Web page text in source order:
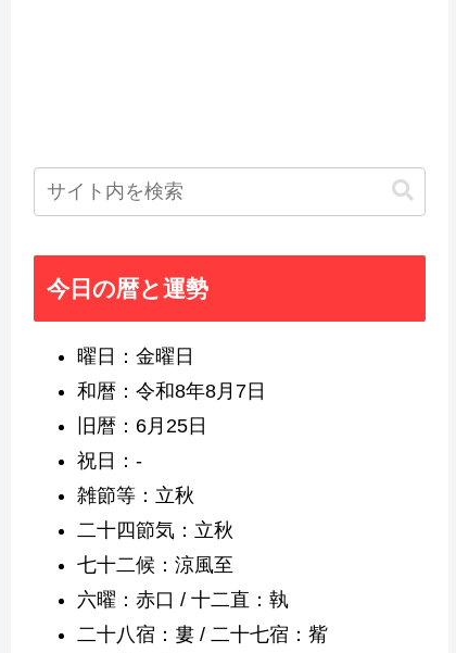
今日の暦と運勢
曜日：金曜日
和暦：令和8年8月7日
旧暦：6月25日
祝日：-
雑節等：立秋
二十四節気：立秋
七十二候：涼風至
六曜：赤口 / 十二直：執
二十八宿：婁 / 二十七宿：觜